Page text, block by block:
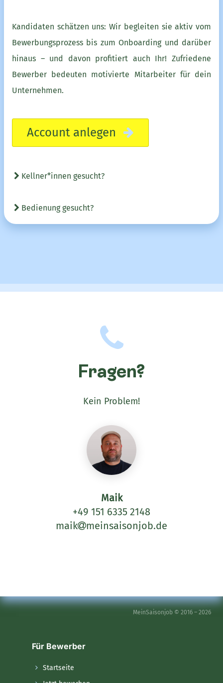
Kandidaten schätzen uns: Wir begleiten sie aktiv vom
Bewerbungsprozess bis zum Onboarding und darüber
hinaus – und davon profitiert auch Ihr! Zufriedene
Bewerber bedeuten motivierte Mitarbeiter für dein
Unternehmen.
Account anlegen
Kellner*innen gesucht?
Bedienung gesucht?
Fragen?
Kein Problem!
Maik
+49 151 6335 2148
maik
meinsaisonjob.de
MeinSaisonjob © 2016 – 2026
Für Bewerber
Startseite